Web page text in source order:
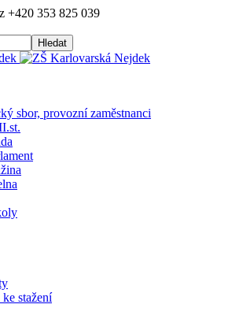
+420 353 825 039
Hledat
sbor, provozní zaměstnanci
stažení